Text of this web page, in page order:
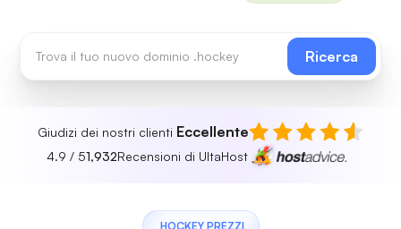
Ricerca
Giudizi dei nostri clienti Eccellente
4.9 / 51,932Recensioni di UltaHost
.HOCKEY PREZZI